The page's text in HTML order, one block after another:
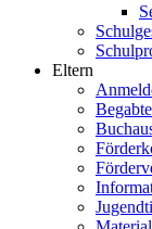
Eltern